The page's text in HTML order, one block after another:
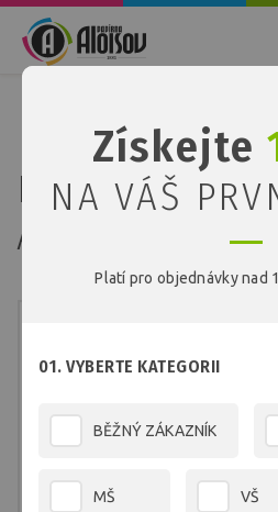
Barevný papír zelený A4/180g/50 listů
Barevný
A4/180g/50
Získejte
NA VÁŠ
Platí pro objednávky nad
01. VYBERTE KATEGORII
BĚŽNÝ ZÁKAZNÍK
MŠ VŠ